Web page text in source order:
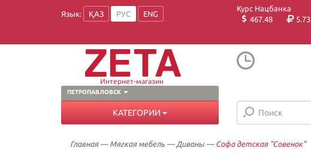
Язык: ҚАЗ РУС ENG
Курс Нацбанка
467.48
5.73
ПЕТРОПАВЛОВСК
Интернет-магазин
КАТЕГОРИИ
Главная— Мягкая мебель — Диваны — Софа детская "Совенок"